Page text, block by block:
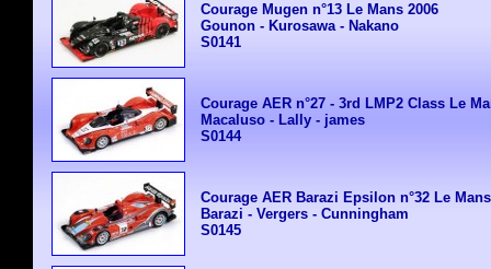
Courage Mugen n°13 Le Mans 2006
Gounon - Kurosawa - Nakano
S0141
Courage AER n°27 - 3rd LMP2 Class Le
Macaluso - Lally - james
S0144
Courage AER Barazi Epsilon n°32 Le
Barazi - Vergers - Cunningham
S0145